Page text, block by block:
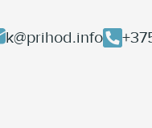
k@prihod.info